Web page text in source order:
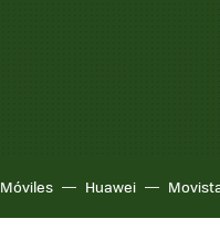
Móviles Huawei